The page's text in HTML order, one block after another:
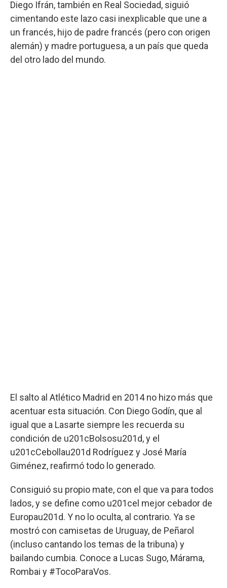
Diego Ifrán, también en Real Sociedad, siguió
cimentando este lazo casi inexplicable que une a
un francés, hijo de padre francés (pero con origen
alemán) y madre portuguesa, a un país que queda
del otro lado del mundo.
El salto al Atlético Madrid en 2014 no hizo más que
acentuar esta situación. Con Diego Godín, que al
igual que a Lasarte siempre les recuerda su
condición de u201cBolsosu201d, y el
u201cCebollau201d Rodríguez y José María
Giménez, reafirmó todo lo generado.
Consiguió su propio mate, con el que va para todos
lados, y se define como u201cel mejor cebador de
Europau201d. Y no lo oculta, al contrario. Ya se
mostró con camisetas de Uruguay, de Peñarol
(incluso cantando los temas de la tribuna) y
bailando cumbia. Conoce a Lucas Sugo, Márama,
Rombai y #TocoParaVos.